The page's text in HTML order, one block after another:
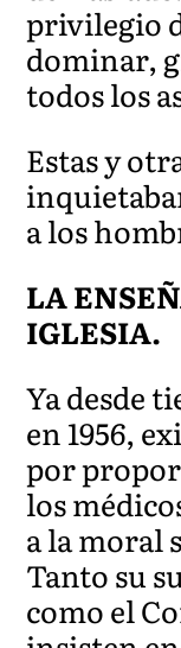
privilegio
dominar,
todos los
Estas y
a los
LA
IGLESIA.
Ya desde
en 1956,
por
los
a la moral
Tanto su
como el